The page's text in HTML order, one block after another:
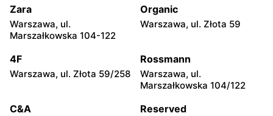
Warszawa, ul. Wałbrzyska
11
Warszawa, ul. Jubilerska 1
Sun&Fun Holidays
Warszawa al. Krakowska 61 Warszawa, ul. Głębocka 15
Sun&Fun Holidays
Sikorskiego 33
Sun&Fun Holidays
44
Zara
Warszawa, ul.
Marszałkowska 104-122
Organic
Warszawa, ul. Złota 59
4F
Warszawa, ul. Złota 59/258
Rossmann
Warszawa, ul.
Marszałkowska 104/122
C&A Reserved